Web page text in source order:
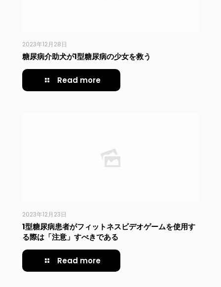
2023年12月28日
糖尿病介助犬が1型糖尿病の少女を救う
Read more
2023年12月23日
1型糖尿病患者がフィットネスビデオゲームを使用す
る際は「注意」すべきである
Read more